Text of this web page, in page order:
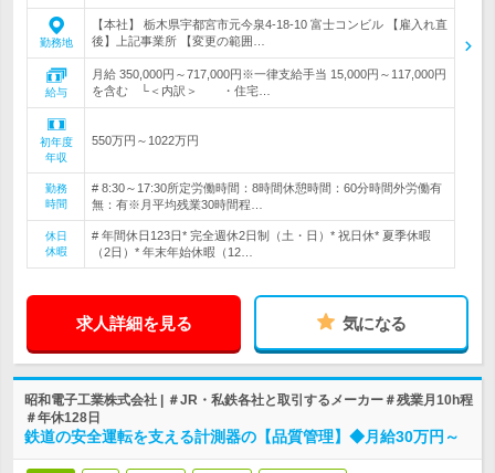
勤務地
【本社】 栃木県宇都宮市元今泉4-18-10 富士コンビル 【雇入れ直
後】上記事業所 【変更の範囲…
給与
月給 350,000円～717,000円※一律支給手当 15,000円～117,000円
を含む └＜内訳＞ ・住宅…
初年度
年収
550万円～1022万円
勤務
時間
# 8:30～17:30所定労働時間：8時間休憩時間：60分時間外労働有
無：有※月平均残業30時間程…
休日
休暇
# 年間休日123日* 完全週休2日制（土・日）* 祝日休* 夏季休暇
（2日）* 年末年始休暇（12…
求人詳細を見る 気になる
昭和電子工業株式会社 | ＃JR・私鉄各社と取引するメーカー＃残業月10h程
＃年休128日
鉄道の安全運転を支える計測器の【品質管理】◆月給30万円～